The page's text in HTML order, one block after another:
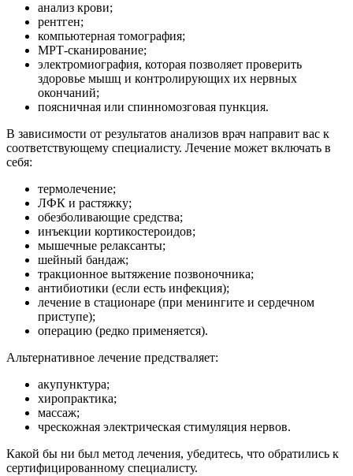
анализ крови;
рентген;
компьютерная томография;
МРТ-сканирование;
электромиография, которая позволяет проверить
здоровье мышц и контролирующих их нервных
окончаний;
поясничная или спинномозговая пункция.
В зависимости от результатов анализов врач направит вас к
соответствующему специалисту. Лечение может включать в
себя:
термолечение;
ЛФК и растяжку;
обезболивающие средства;
инъекции кортикостероидов;
мышечные релаксанты;
шейный бандаж;
тракционное вытяжение позвоночника;
антибиотики (если есть инфекция);
лечение в стационаре (при менингите и сердечном
приступе);
операцию (редко применяется).
Альтернативное лечение предстваляет:
акупунктура;
хиропрактика;
массаж;
чрескожная электрическая стимуляция нервов.
Какой бы ни был метод лечения, убедитесь, что обратились к
сертифицированному специалисту.